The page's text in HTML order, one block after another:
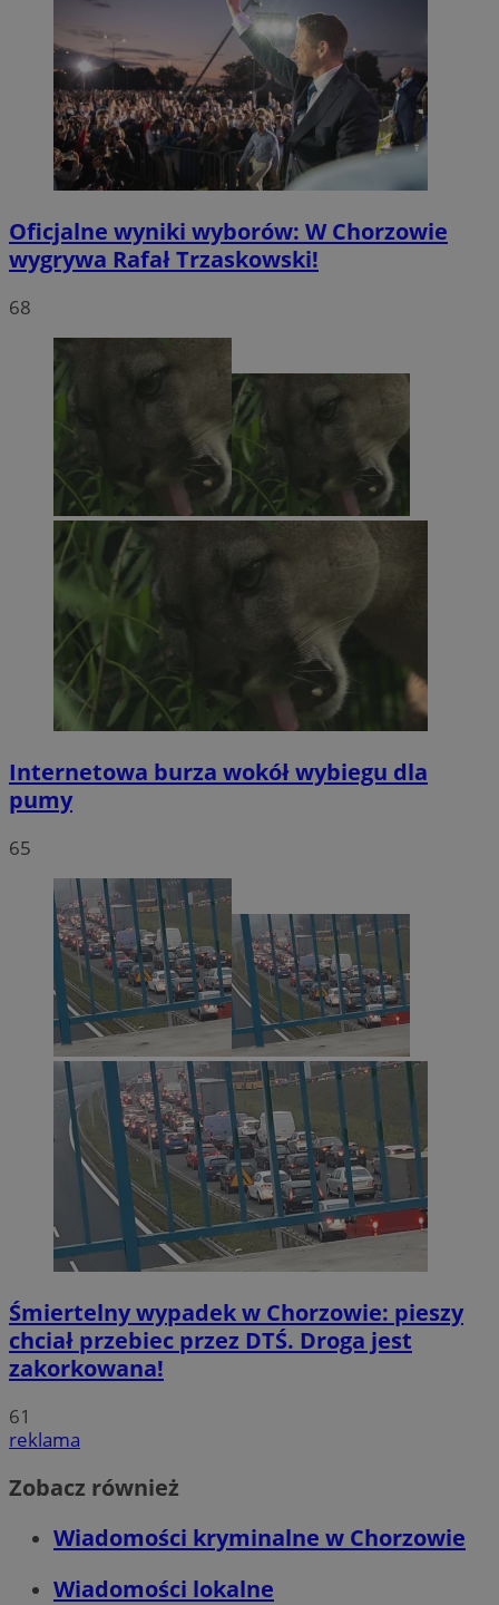
Oficjalne wyniki wyborów: W Chorzowie
wygrywa Rafał Trzaskowski!
68
Internetowa burza wokół wybiegu dla
pumy
65
Śmiertelny wypadek w Chorzowie: pieszy
chciał przebiec przez DTŚ. Droga jest
zakorkowana!
61
reklama
Zobacz również
Wiadomości kryminalne w Chorzowie
Wiadomości lokalne